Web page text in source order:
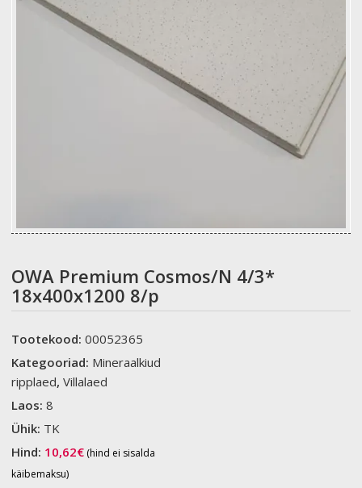
OWA Premium Cosmos/N 4/3*
18x400x1200 8/p
Tootekood:00052365
Kategooriad: Mineraalkiud
ripplaed,Villalaed
Laos:8
Ühik: TK
Hind: 10,62€ (hind ei sisalda
käibemaksu)